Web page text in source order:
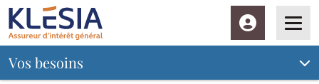
Espace client
Vos besoins